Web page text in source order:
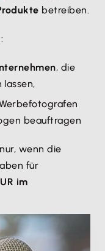
betreiben.
, die
beauftragen
wenn die
für
im